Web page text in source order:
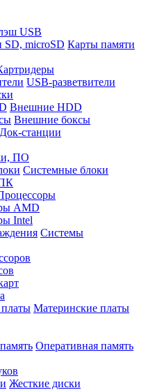
USB
Карты памяти
USB-разветвители
Внешние HDD
Внешние боксы
Док-станции
ПО
Системные блоки
AMD
Intel
Системы
Материнские платы
Оперативная память
Жесткие диски